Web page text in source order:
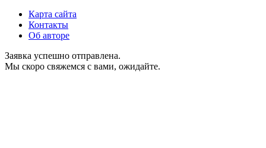
Карта сайта
Контакты
Об авторе
Заявка успешно отправлена.
Мы скоро свяжемся с вами, ожидайте.